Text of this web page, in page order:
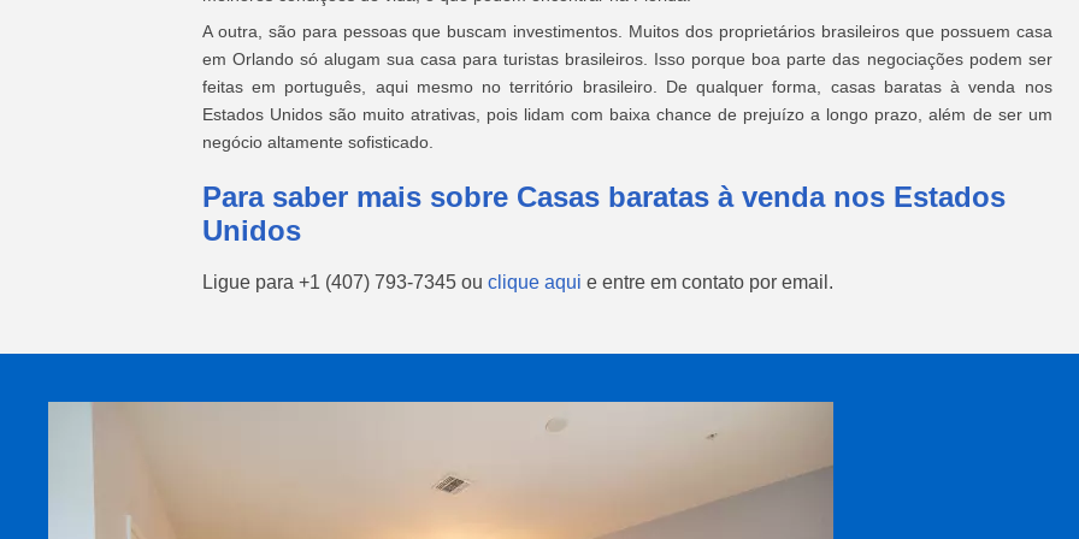
A outra, são para pessoas que buscam investimentos. Muitos dos proprietários brasileiros que possuem casa
em Orlando só alugam sua casa para turistas brasileiros. Isso porque boa parte das negociações podem ser
feitas em português, aqui mesmo no território brasileiro. De qualquer forma, casas baratas à venda nos
Estados Unidos são muito atrativas, pois lidam com baixa chance de prejuízo a longo prazo, além de ser um
negócio altamente sofisticado.
Para saber mais sobre Casas baratas à venda nos Estados
Unidos
Ligue para +1 (407) 793-7345 ou clique aqui e entre em contato por email.